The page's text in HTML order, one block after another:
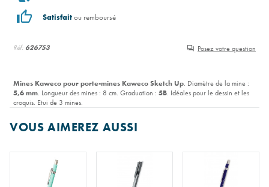
Réf: 626753 Posez votre question
Mines Kaweco pour porte-mines Kaweco Sketch Up. Diamètre de la mine :
5,6 mm. Longueur des mines : 8 cm. Graduation : 5B. Idéales pour le dessin et les
croquis. Etui de 3 mines.
Satisfaitou remboursé
VOUS AIMEREZ AUSSI